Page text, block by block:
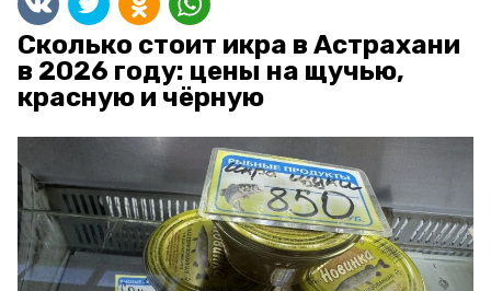
Сколько стоит икра в Астрахани
в 2026 году: цены на щучью,
красную и чёрную